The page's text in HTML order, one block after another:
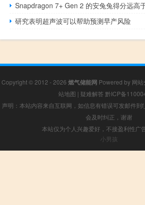
Snapdragon 7+ Gen 2 的安兔兔得分远高
研究表明超声波可以帮助预测早产风险
Copyright © 2012 - 2026 燃气储能网 Powered by 网
站地图 | 疑难解答 黔ICP备
声明：本站内容来自互联网，如信息有错误可发邮件
会及时纠正，谢谢
本站仅为个人兴趣爱好，不接盈利性广
小男孩